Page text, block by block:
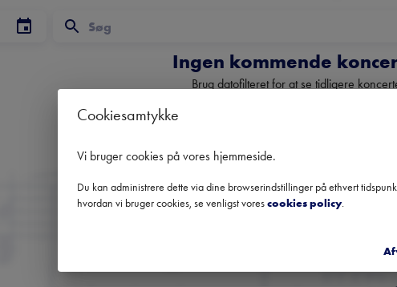
Ingen kommende
Brug datofilteret for at se tidligere
Danmarks største
om klassisk
Cookiesamtykke
Vi bruger cookies på vores hjemmeside.
Du kan administrere dette via dine browserindstillinger på ethvert
hvordan vi bruger cookies, se venligst vorescookies policy.